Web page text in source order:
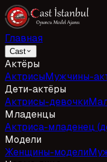
Главная
Cast
Актёры
АктрисыМужчины-
Дети-актёры
Актрисы-девочки
Младенцы
Актриса-младенец
Модели
Женщины-модели